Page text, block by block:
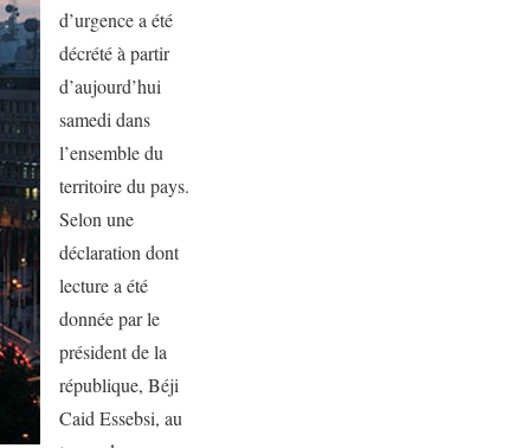
d’urgence a été
décrété à partir
d’aujourd’hui
samedi dans
l’ensemble du
territoire du pays.
Selon une
déclaration dont
lecture a été
donnée par le
président de la
république, Béji
Caid Essebsi, au